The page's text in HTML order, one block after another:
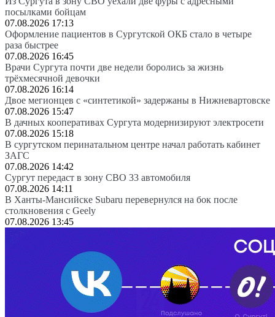
посылками бойцам
07.08.2026 17:13
Оформление пациентов в Сургутской ОКБ стало в четыре
раза быстрее
07.08.2026 16:45
Врачи Сургута почти две недели боролись за жизнь
трёхмесячной девочки
07.08.2026 16:14
Двое мегионцев с «синтетикой» задержаны в Нижневартовске
07.08.2026 15:47
В дачных кооперативах Сургута модернизируют электросети
07.08.2026 15:18
В сургутском перинатальном центре начал работать кабинет
ЗАГС
07.08.2026 14:42
Сургут передаст в зону СВО 33 автомобиля
07.08.2026 14:11
В Ханты-Мансийске Subaru перевернулся на бок после
столкновения с Geely
07.08.2026 13:45